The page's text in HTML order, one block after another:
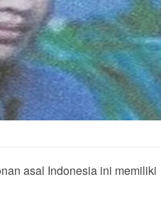
asal Indonesia ini memiliki